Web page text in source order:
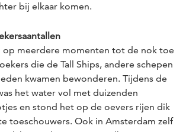
bij elkaar komen.
op meerdere momenten tot de nok toe
die de Tall Ships, andere schepen
kwamen bewonderen. Tijdens de
het water vol met duizenden
en stond het op de oevers rijen dik
toeschouwers. Ook in Amsterdam zelf